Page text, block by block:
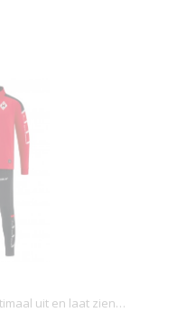
uit en laat zien…